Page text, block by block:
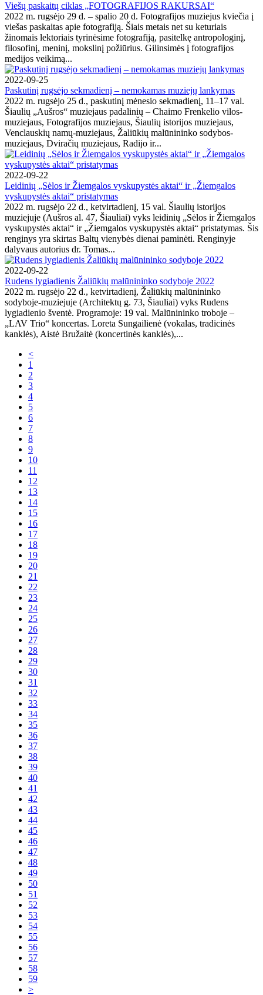
Viešų paskaitų ciklas „FOTOGRAFIJOS RAKURSAI“
2022 m. rugsėjo 29 d. – spalio 20 d. Fotografijos muziejus kviečia į
viešas paskaitas apie fotografiją. Šiais metais net su keturiais
žinomais lektoriais tyrinėsime fotografiją, pasitelkę antropologinį,
filosofinį, meninį, mokslinį požiūrius. Gilinsimės į fotografijos
medijos veikimą...
2022-09-25
Paskutinį rugsėjo sekmadienį – nemokamas muziejų lankymas
2022 m. rugsėjo 25 d., paskutinį mėnesio sekmadienį, 11–17 val.
Šiaulių „Aušros“ muziejaus padalinių – Chaimo Frenkelio vilos-
muziejaus, Fotografijos muziejaus, Šiaulių istorijos muziejaus,
Venclauskių namų-muziejaus, Žaliūkių malūnininko sodybos-
muziejaus, Dviračių muziejaus, Radijo ir...
2022-09-22
Leidinių „Sėlos ir Žiemgalos vyskupystės aktai“ ir „Žiemgalos
vyskupystės aktai“ pristatymas
2022 m. rugsėjo 22 d., ketvirtadienį, 15 val. Šiaulių istorijos
muziejuje (Aušros al. 47, Šiauliai) vyks leidinių „Sėlos ir Žiemgalos
vyskupystės aktai“ ir „Žiemgalos vyskupystės aktai“ pristatymas. Šis
renginys yra skirtas Baltų vienybės dienai paminėti. Renginyje
dalyvaus autorius dr. Tomas...
2022-09-22
Rudens lygiadienis Žaliūkių malūnininko sodyboje 2022
2022 m. rugsėjo 22 d., ketvirtadienį, Žaliūkių malūnininko
sodyboje-muziejuje (Architektų g. 73, Šiauliai) vyks Rudens
lygiadienio šventė. Programoje: 19 val. Malūnininko troboje –
„LAV Trio“ koncertas. Loreta Sungailienė (vokalas, tradicinės
kanklės), Aistė Bružaitė (koncertinės kanklės),...
<
1
2
3
4
5
6
7
8
9
10
11
12
13
14
15
16
17
18
19
20
21
22
23
24
25
26
27
28
29
30
31
32
33
34
35
36
37
38
39
40
41
42
43
44
45
46
47
48
49
50
51
52
53
54
55
56
57
58
59
>